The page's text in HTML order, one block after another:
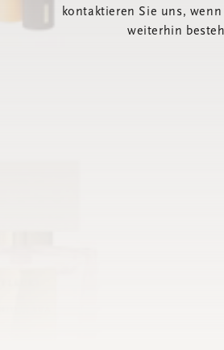
kontaktieren Sie uns,
weiterhin